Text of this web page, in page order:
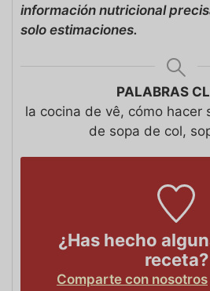
información nutricional
solo estimaciones.
PALABRAS
la cocina de vê, cómo hacer
de sopa de col,
¿Has hecho
receta?
Comparte con nosotros